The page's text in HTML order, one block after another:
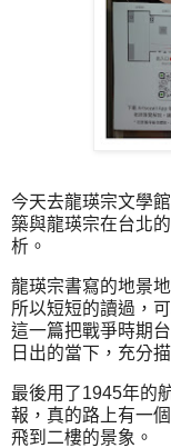
今天去龍瑛宗文學
築與龍瑛宗在台北
析。
龍瑛宗書寫的地景
所以短短的讀過，
這一篇把戰爭時期
日出的當下，充分
最後用了1945年的
報，真的路上有一
飛到二樓的景象。